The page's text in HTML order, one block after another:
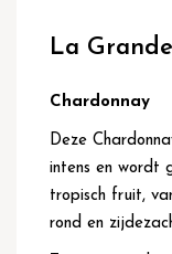
het
van
afbeeldingen-
gallerij
La
Chardonnay
Deze
intens en wordt
tropisch fruit,
rond en